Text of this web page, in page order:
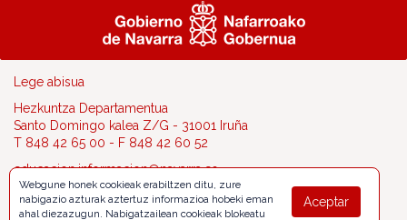
Lege abisua
Hezkuntza Departamentua
Santo Domingo kalea Z/G - 31001 Iruña
T 848 42 65 00 - F 848 42 60 52
educacion.informacion@navarra.es
Aceptar
Webgune honek cookieak erabiltzen ditu, zure
nabigazio azturak aztertuz informazioa hobeki eman
ahal diezazugun. Nabigatzailean cookieak blokeatu